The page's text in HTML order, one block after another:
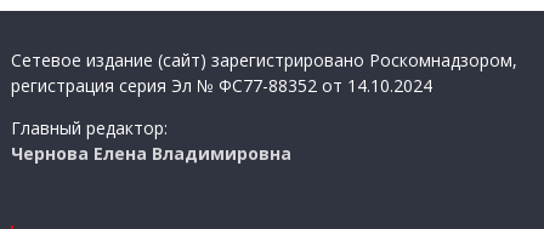
Сетевое издание (сайт) зарегистрировано Роскомнадзором,
регистрация серия Эл № ФС77-88352 от 14.10.2024
Главный редактор:
Чернова Елена Владимировна